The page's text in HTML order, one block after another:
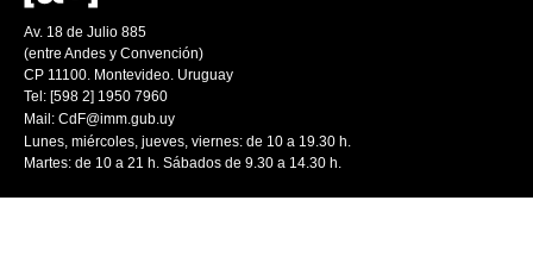
Av. 18 de Julio 885
(entre Andes y Convención)
CP 11100. Montevideo. Uruguay
Tel: [598 2] 1950 7960
Mail: CdF@imm.gub.uy
Lunes, miércoles, jueves, viernes: de 10 a 19.30 h.
Martes: de 10 a 21 h. Sábados de 9.30 a 14.30 h.